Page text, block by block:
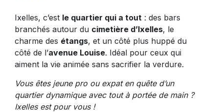
Ixelles, c’est le quartier qui a tout : des bars
branchés autour du cimetière d’Ixelles, le
charme des étangs, et un côté plus huppé du
côté de l’avenue Louise. Idéal pour ceux qui
aiment la vie animée sans sacrifier la verdure.
Vous êtes jeune pro ou expat en quête d’un
quartier dynamique avec tout à portée de main ?
Ixelles est pour vous !